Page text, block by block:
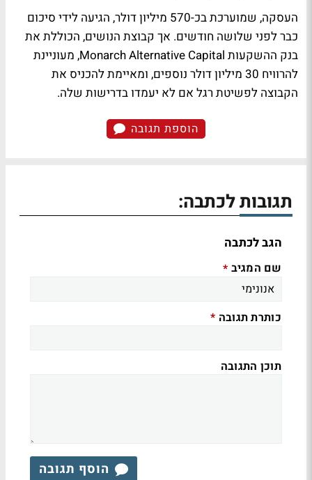
העסקה, שמוערכת בכ-570 מיליון דולר, הגיעה לידי סיכום
כבר לפני שלושה חודשים. אך קבוצת הנושים, הכוללת את
בנק ההשקעות Monarch Alternative Capital, מעוניינת
להרוויח 30 מיליון דולר נוספים, ומאיימת להכניס את
הקבוצה לפשיטת רגל אם לא יעמדו בדרישות שלה.
הוספת תגובה
תגובות לכתבה:
הגב לכתבה
שם המגיב *
כותרת תגובה *
תוכן התגובה
הוסף תגובה